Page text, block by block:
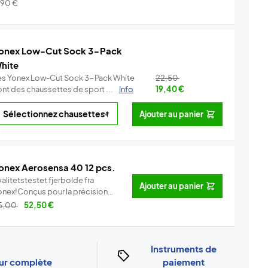
€
Low-Cut Sock 3-Pack
Yonex Low-Cut Sock 3-Pack White
des chaussettes de sport ...
Info
22,50
19,40€
Ajouter au panier
Aerosensa 40 12 pcs.
fjerbolde fra
pour la précision
Info 52,50€
Ajouter au panier
complète
Instruments de
paiement